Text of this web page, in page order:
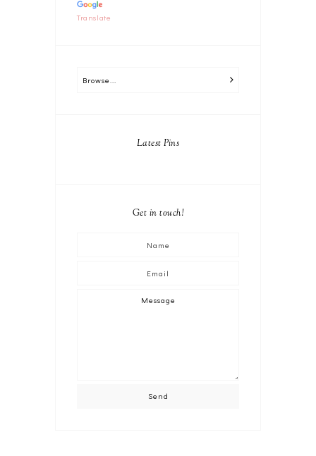
Translate
Latest Pins
Get in touch!